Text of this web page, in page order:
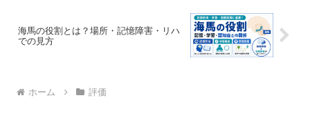
海馬の役割とは？場所・記憶障害・リハ
での見方
ホーム 評価